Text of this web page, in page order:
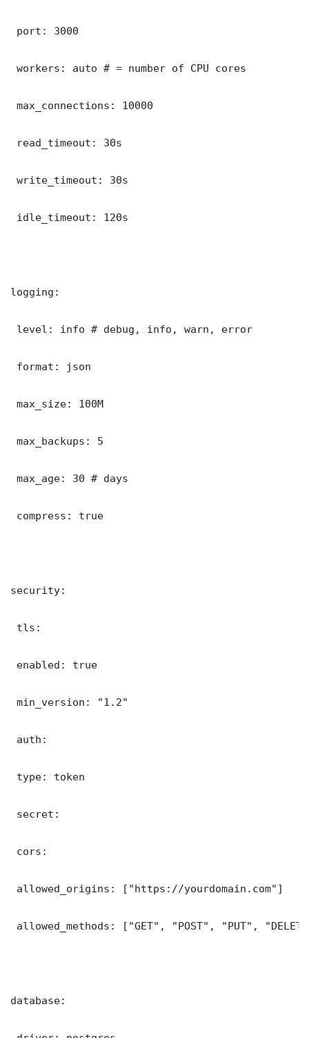
port: 3000
workers: auto # = number of CPU cores
max_connections: 10000
read_timeout: 30s
write_timeout: 30s
idle_timeout: 120s
logging:
level: info # debug, info, warn, error
format: json
max_size: 100M
max_backups: 5
max_age: 30 # days
compress: true
security:
tls:
enabled: true
min_version: "1.2"
auth:
type: token
secret:
cors:
allowed_origins: ["https://yourdomain.com"]
allowed_methods: ["GET", "POST", "PUT",
database: